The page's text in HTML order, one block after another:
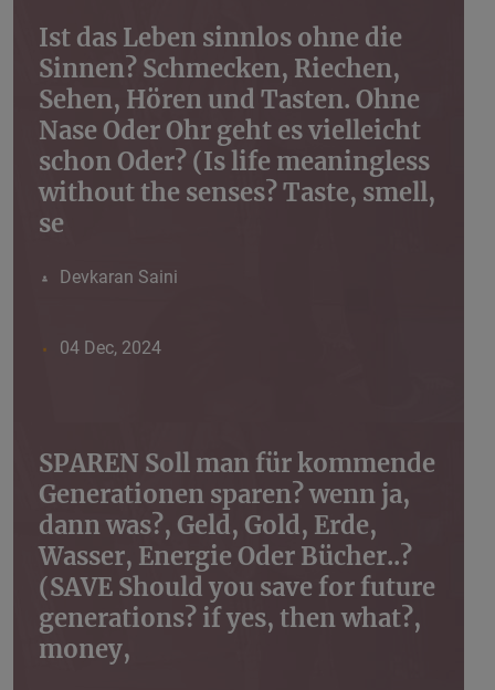
Ist das Leben sinnlos ohne die
Sinnen? Schmecken, Riechen,
Sehen, Hören und Tasten. Ohne
Nase Oder Ohr geht es vielleicht
schon Oder? (Is life meaningless
without the senses? Taste, smell,
se
Devkaran Saini
04 Dec, 2024
SPAREN Soll man für kommende
Generationen sparen? wenn ja,
dann was?, Geld, Gold, Erde,
Wasser, Energie Oder Bücher..?
(SAVE Should you save for future
generations? if yes, then what?,
money,